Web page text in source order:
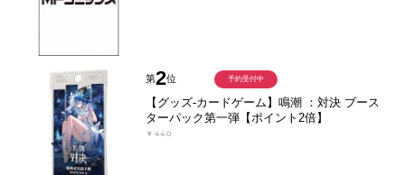
第2位
【グッズ-カードゲーム】鳴潮 ：対決 ブース
ターパック第一弾【ポイント2倍】
￥440
予約受付中